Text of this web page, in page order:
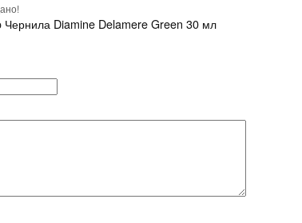
Чернила Diamine Delamere Green 30 мл